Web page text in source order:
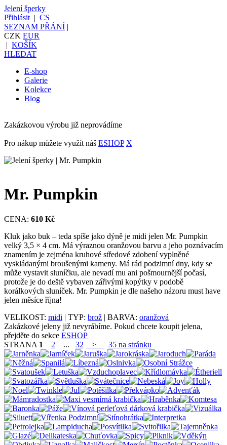
Jelení šperky
Přihlásit | CS
SEZNAM PŘÁNÍ |
CZK EUR
| KOŠÍK
HLEDAT
E-shop
Galerie
Kolekce
Blog
Zakázkovou výrobu již neprovádíme
Pro nákup můžete využít náš ESHOP X
Mr. Pumpkin
CENA: 610 Kč
Kluk jako buk – teda spíše jako dýně je midi jelen Mr. Pumpkin
velký 3,5 × 4 cm. Má výraznou oranžovou barvu a jeho poznávacím
znamením je zejména kruhové středové zdobení vyplněné
vyskládanými broušenými kameny. Má rád podzimní dny, kdy se
může vystavit sluníčku, ale nevadí mu ani pošmournější počasí,
protože je do deště vybaven zářivými kopýtky v podobě
korálkových sluníček. Mr. Pumpkin je dle našeho názoru must have
jelen měsíce října!
VELIKOST: midi | TYP: brož | BARVA: oranžová
Zakázkové jeleny již nevyrábíme. Pokud chcete koupit jelena,
přejděte do sekce ESHOP
STRANA 1 2 ... 32 > 35 na stránku